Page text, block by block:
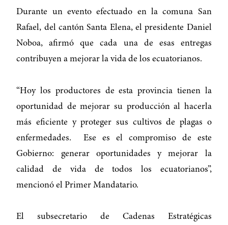
Durante un evento efectuado en la comuna San
Rafael, del cantón Santa Elena, el presidente Daniel
Noboa, afirmó que cada una de esas entregas
contribuyen a mejorar la vida de los ecuatorianos.
“Hoy los productores de esta provincia tienen la
oportunidad de mejorar su producción al hacerla
más eficiente y proteger sus cultivos de plagas o
enfermedades. Ese es el compromiso de este
Gobierno: generar oportunidades y mejorar la
calidad de vida de todos los ecuatorianos”,
mencionó el Primer Mandatario.
El subsecretario de Cadenas Estratégicas